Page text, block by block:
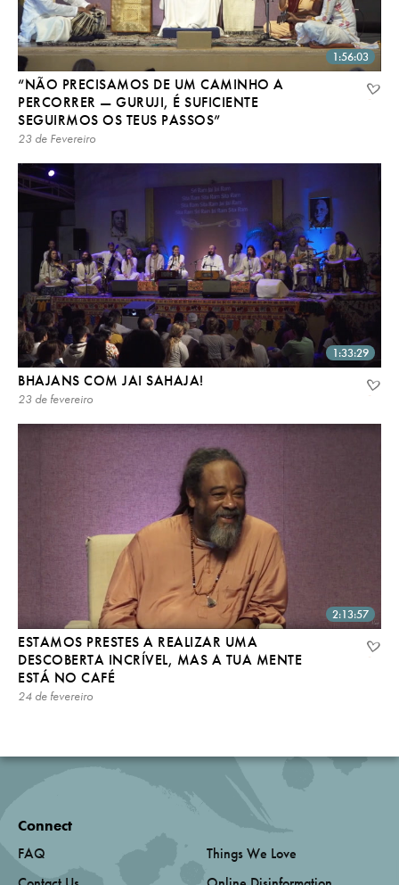
1:56:03
“NÃO PRECISAMOS DE UM CAMINHO A
PERCORRER — GURUJI, É SUFICIENTE
SEGUIRMOS OS TEUS PASSOS”
23 de Fevereiro
1:33:29
BHAJANS COM JAI SAHAJA!
23 de fevereiro
2:13:57
ESTAMOS PRESTES A REALIZAR UMA
DESCOBERTA INCRÍVEL, MAS A TUA MENTE
ESTÁ NO CAFÉ
24 de fevereiro
Connect
FAQ
Things We Love